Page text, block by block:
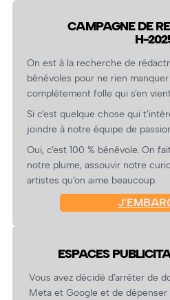
CAMPAGNE DE
H-
On est à la recherche de
bénévoles pour ne rien
complètement folle qui s’en
Si c’est quelque chose qui
joindre à notre équipe de
Oui, c’est 100 % bénévole. On
notre plume, assouvir notre
artistes qu’on aime beaucoup.
ESPACES
Vous avez décidé d’arrêter de
Meta et Google et de